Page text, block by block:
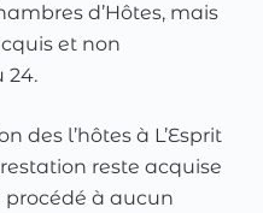
d’Hôtes, mais
et non
24.
des l’hôtes à L’Esprit
reste acquise
procédé à aucun